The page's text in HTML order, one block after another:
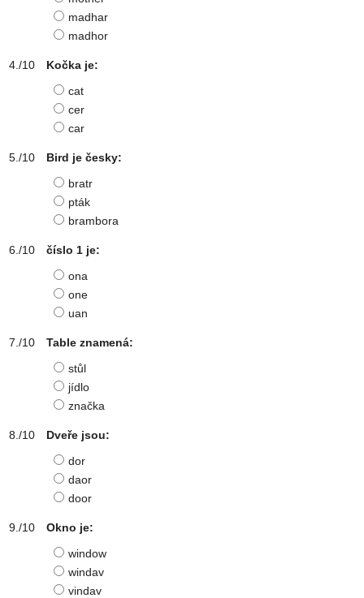
madhar
madhor
Kočka je:
cat
cer
car
Bird je česky:
bratr
pták
brambora
číslo 1 je:
ona
one
uan
Table znamená:
stůl
jídlo
značka
Dveře jsou:
dor
daor
door
Okno je:
window
windav
vindav